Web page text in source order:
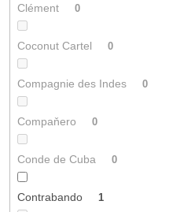
Clément 0
Coconut Cartel 0
Compagnie des Indes 0
Compaňero 0
Conde de Cuba 0
Contrabando 1